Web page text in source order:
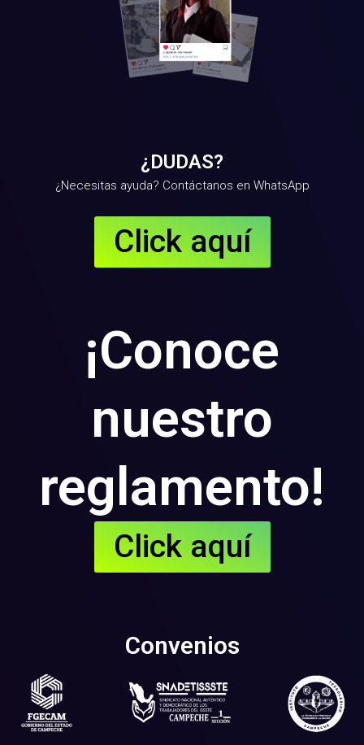
¿DUDAS?
¿Necesitas ayuda? Contáctanos en WhatsApp
Click aquí
¡Conoce
nuestro
reglamento!
Click aquí
Convenios